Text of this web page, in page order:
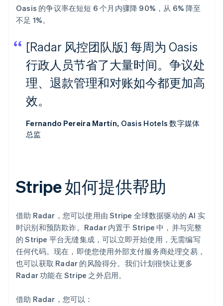
Oasis 的争议率在短短 6 个月内骤降 90%，从 6% 降至
不足 1%。
[Radar 风控团队版] 每周为 Oasis
行政人员节省了大量时间。争议处
理、退款管理和对账如今都更加高
效。
Fernando Pereira Martín, Oasis Hotels 数字媒体
总监
Stripe 如何提供帮助
借助 Radar，您可以使用由 Stripe 全球数据驱动的 AI 实
时识别和预防欺诈。Radar 内置于 Stripe 中，并与完整
的 Stripe 平台无缝集成，可以立即开始使用，无需编写
任何代码。现在，即使您使用外部支付服务商处理交易，
也可以获取 Radar 的风险得分。我们计划很快让更多
Radar 功能在 Stripe 之外启用。
借助 Radar，您可以：
阿联酋
English
爱尔兰
English
爱沙尼亚
English
奥地利
澳大利亚